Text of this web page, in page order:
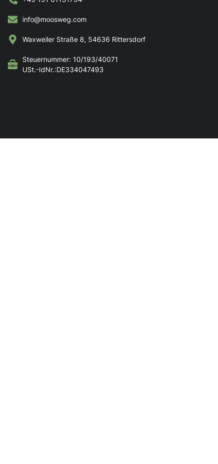
info@moosweg.com
Waxweiler Straße 8, 54636 Rittersdorf
Steuernummer: 10/193/40071
USt.-IdNr.:DE334047493